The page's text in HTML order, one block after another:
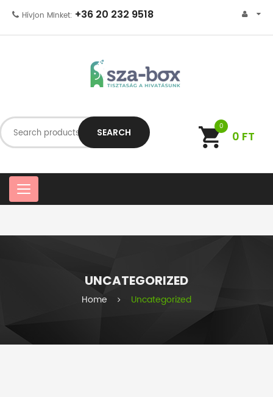
Hívjon Minket: +36 20 232 9518
SEARCH 0
0 FT
C
a
UNCATEGORIZED
Home Uncategorized